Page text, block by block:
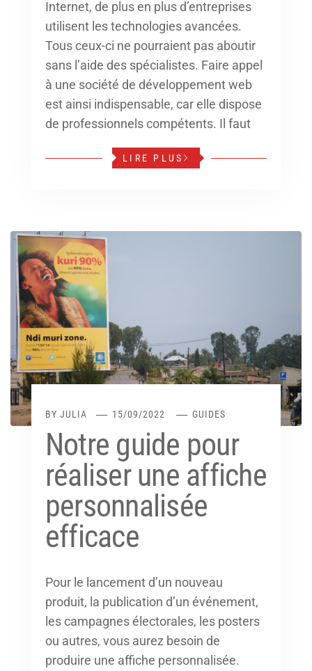
Internet, de plus en plus d’entreprises
utilisent les technologies avancées.
Tous ceux-ci ne pourraient pas aboutir
sans l’aide des spécialistes. Faire appel
à une société de développement web
est ainsi indispensable, car elle dispose
de professionnels compétents. Il faut
LIRE PLUS
BY JULIA 15/09/2022 GUIDES
Notre guide pour
réaliser une affiche
personnalisée
efficace
Pour le lancement d’un nouveau
produit, la publication d’un événement,
les campagnes électorales, les posters
ou autres, vous aurez besoin de
produire une affiche personnalisée.